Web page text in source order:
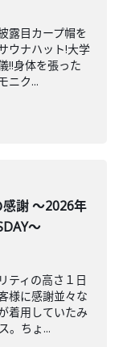
露目カープ帽を
ウナハット!大学
‼身体を張った
ニク...
謝 ～2026年
～
ティの高さ１日
様に感謝並々な
着用していたみ
。ちょ...